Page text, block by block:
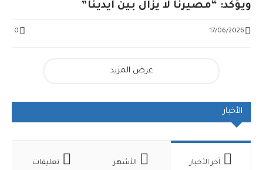
ويؤكد: “مصيرنا لا يزال بين أيدينا”
17/06/2026
0
عرض المزيد
الأخبار
آخر الأخبار الأشهر تعليقات